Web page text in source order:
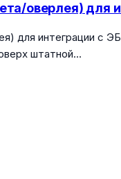
оверлея) для
для интеграции с
штатной…